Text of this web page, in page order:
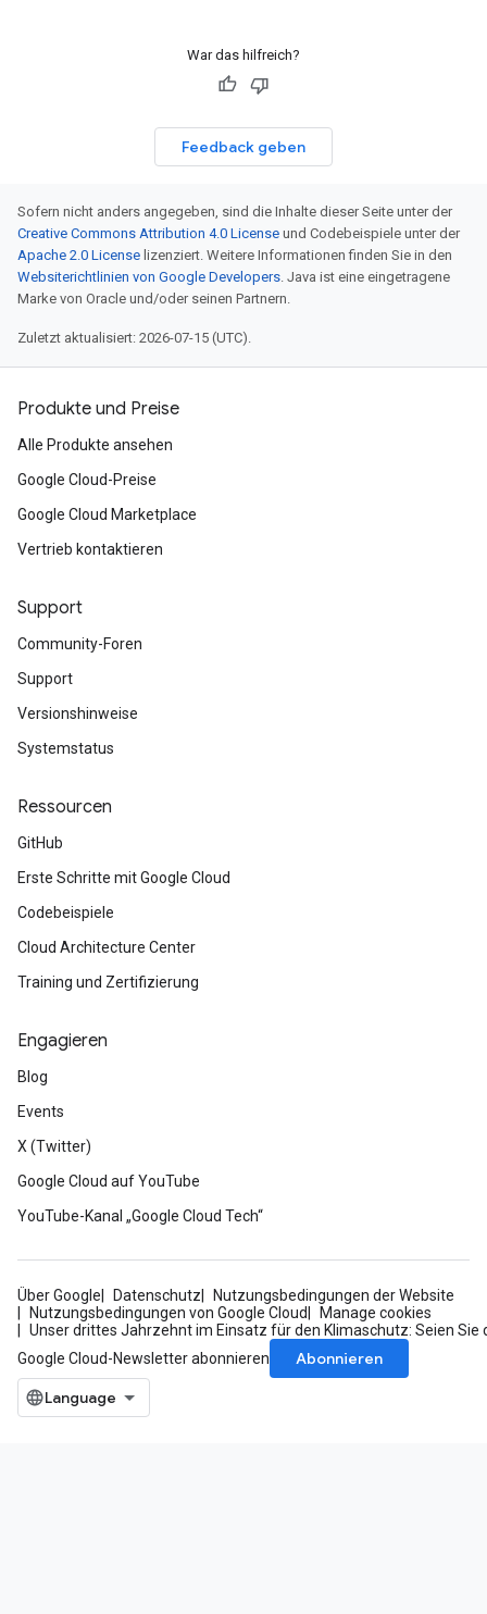
War das hilfreich?
Feedback geben
Sofern nicht anders angegeben, sind die Inhalte dieser Seite unter der
Creative Commons Attribution 4.0 License und Codebeispiele unter der
Apache 2.0 License lizenziert. Weitere Informationen finden Sie in den
Websiterichtlinien von Google Developers. Java ist eine eingetragene
Marke von Oracle und/oder seinen Partnern.
Zuletzt aktualisiert: 2026-07-15 (UTC).
Produkte und Preise
Alle Produkte ansehen
Google Cloud-Preise
Google Cloud Marketplace
Vertrieb kontaktieren
Support
Community-Foren
Support
Versionshinweise
Systemstatus
Ressourcen
GitHub
Erste Schritte mit Google Cloud
Codebeispiele
Cloud Architecture Center
Training und Zertifizierung
Engagieren
Blog
Events
X (Twitter)
Google Cloud auf YouTube
YouTube-Kanal „Google Cloud Tech“
Über Google Datenschutz
Nutzungsbedingungen der Website
Nutzungsbedingungen von Google Cloud
Manage cookies
Unser drittes Jahrzehnt im Einsatz für den Klimaschutz: Seien Sie
Google Cloud-Newsletter abonnieren
Abonnieren